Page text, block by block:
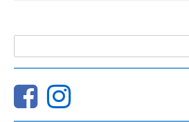
ZOEKVELD